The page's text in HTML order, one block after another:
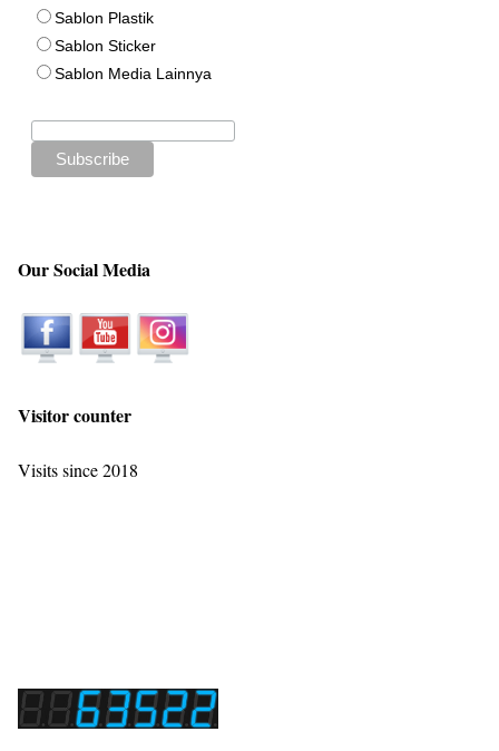
Sablon Plastik
Sablon Sticker
Sablon Media Lainnya
Our Social Media
Visitor counter
Visits since 2018